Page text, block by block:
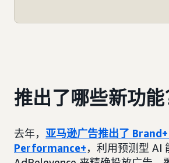
推出了哪些新功能
去年， 亚马逊广告推出了
Performance+，利用预测型 AI